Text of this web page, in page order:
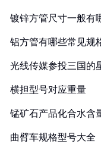
镀锌方管尺寸一般有
铝方管有哪些常见规
光线传媒参投三国的
横担型号对应重量
锰矿石产品化合水含
曲臂车规格型号大全